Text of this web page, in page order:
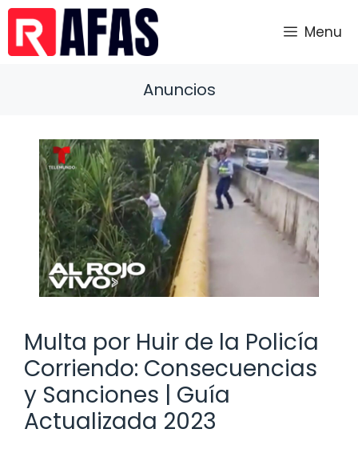
Saltar
contenido
Menu
Anuncios
Multa por Huir de la Policía
Corriendo: Consecuencias
y Sanciones | Guía
Actualizada 2023